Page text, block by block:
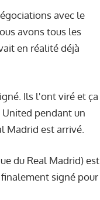
avec le
avons tous les
en réalité déjà
Ils l'ont viré et ça
United pendant un
Madrid est arrivé.
du Real Madrid) est
signé pour